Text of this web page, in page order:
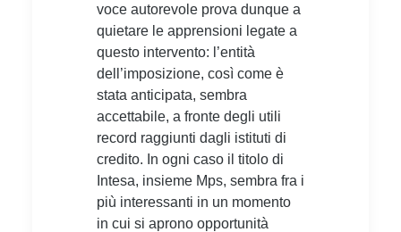
voce autorevole prova dunque a
quietare le apprensioni legate a
questo intervento: l’entità
dell’imposizione, così come è
stata anticipata, sembra
accettabile, a fronte degli utili
record raggiunti dagli istituti di
credito. In ogni caso il titolo di
Intesa, insieme Mps, sembra fra i
più interessanti in un momento
in cui si aprono opportunità